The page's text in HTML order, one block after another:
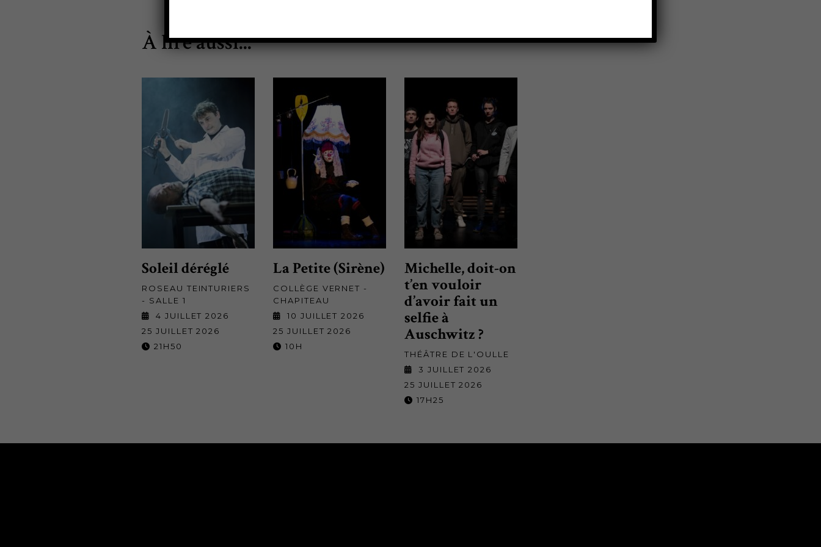
À lire aussi...
Soleil déréglé
ROSEAU TEINTURIERS
- SALLE 1
4 JUILLET 2026
25 JUILLET 2026
21H50
La Petite (Sirène)
COLLÈGE VERNET -
CHAPITEAU
10 JUILLET 2026
25 JUILLET 2026
10H
Michelle, doit-on
t’en vouloir
d’avoir fait un
selfie à
Auschwitz ?
THÉÂTRE DE L'OULLE
3 JUILLET 2026
25 JUILLET 2026
17H25